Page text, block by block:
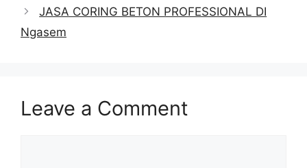
JASA CORING BETON PROFESSIONAL DI
Ngasem
Leave a Comment